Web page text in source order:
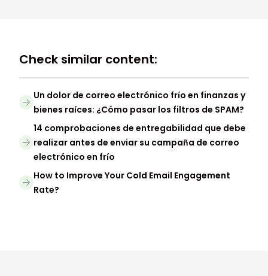
Check similar content:
Un dolor de correo electrónico frío en finanzas y
bienes raíces: ¿Cómo pasar los filtros de SPAM?
14 comprobaciones de entregabilidad que debe
realizar antes de enviar su campaña de correo
electrónico en frío
How to Improve Your Cold Email Engagement
Rate?